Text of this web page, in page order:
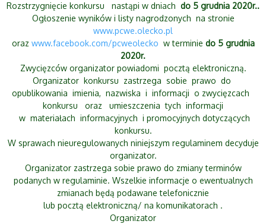
Rozstrzygnięcie konkursu nastąpi w dniach do 5 grudnia 2020r..
Ogłoszenie wyników i listy nagrodzonych na stronie
www.pcwe.olecko.pl
oraz www.facebook.com/pcweolecko w terminie do 5 grudnia
2020r.
Zwycięzców organizator powiadomi pocztą elektroniczną.
Organizator konkursu zastrzega sobie prawo do
opublikowania imienia, nazwiska i informacji o zwycięzcach
konkursu oraz umieszczenia tych informacji
w materiałach informacyjnych i promocyjnych dotyczących
konkursu.
W sprawach nieuregulowanych niniejszym regulaminem decyduje
organizator.
Organizator zastrzega sobie prawo do zmiany terminów
podanych w regulaminie. Wszelkie informacje o ewentualnych
zmianach będą podawane telefonicznie
lub pocztą elektroniczną/ na komunikatorach .
Organizator